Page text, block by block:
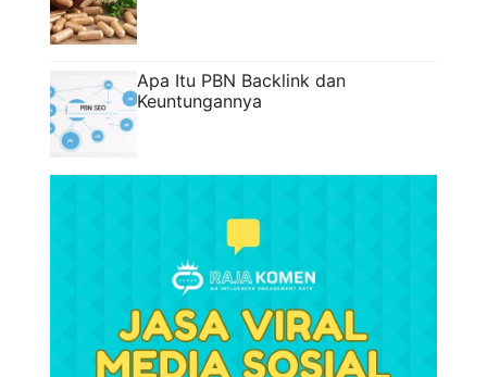
Apa Itu PBN Backlink dan
Keuntungannya